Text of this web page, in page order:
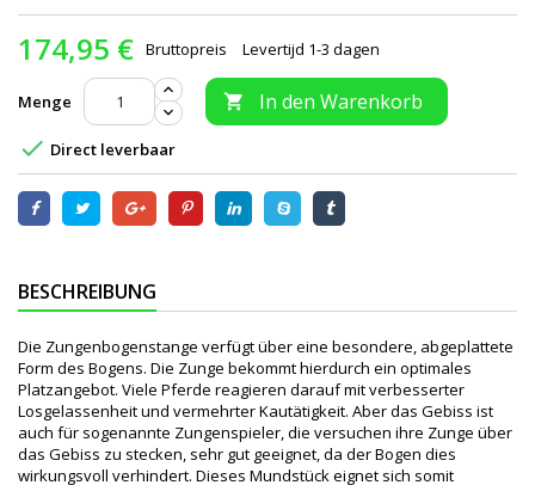
174,95 € Bruttopreis Levertijd 1-3 dagen
Menge  In den Warenkorb
 Direct leverbaar
BESCHREIBUNG
Die Zungenbogenstange verfügt über eine besondere, abgeplattete
Form des Bogens. Die Zunge bekommt hierdurch ein optimales
Platzangebot. Viele Pferde reagieren darauf mit verbesserter
Losgelassenheit und vermehrter Kautätigkeit. Aber das Gebiss ist
auch für sogenannte Zungenspieler, die versuchen ihre Zunge über
das Gebiss zu stecken, sehr gut geeignet, da der Bogen dies
wirkungsvoll verhindert. Dieses Mundstück eignet sich somit